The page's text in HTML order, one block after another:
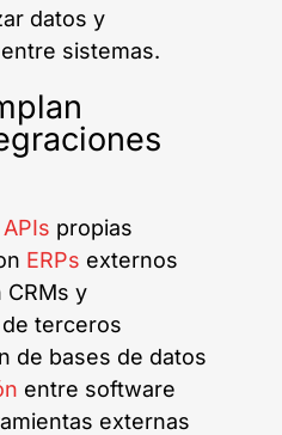
datos y
sistemas.
APIs propias
ERPs externos
CRMs y
terceros
de bases de datos
entre software
externas